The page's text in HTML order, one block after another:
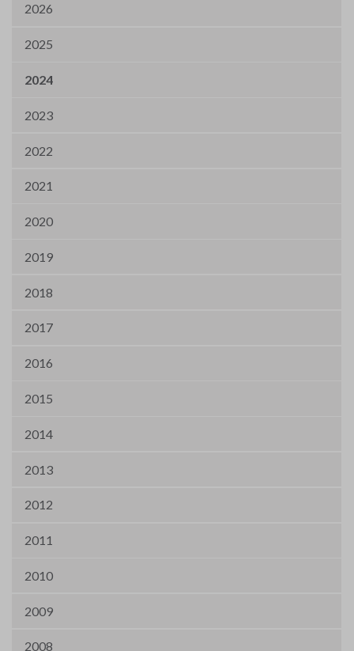
2026
2025
2024
2023
2022
2021
2020
2019
2018
2017
2016
2015
2014
2013
2012
2011
2010
2009
2008